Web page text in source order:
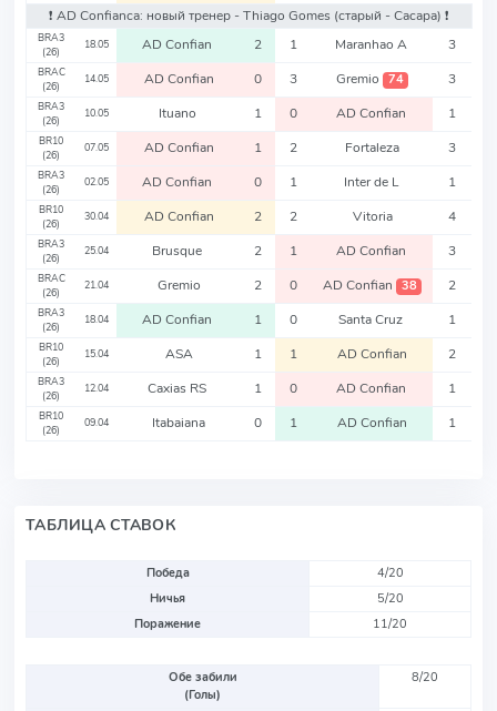
❗️ AD Confianca: новый тренер - Thiago Gomes (старый - Cacapa) ❗️
BRA3
(26)
18.05 AD Confian 2 1 Maranhao A 3
BRAC
(26)
14.05 AD Confian 0 3 Gremio 74 3
BRA3
(26)
10.05 Ituano 1 0 AD Confian 1
BR10
(26)
07.05 AD Confian 1 2 Fortaleza 3
BRA3
(26)
02.05 AD Confian 0 1 Inter de L 1
BR10
(26)
30.04 AD Confian 2 2 Vitoria 4
BRA3
(26)
25.04 Brusque 2 1 AD Confian 3
BRAC
(26)
21.04 Gremio 2 0 AD Confian 38 2
BRA3
(26)
18.04 AD Confian 1 0 Santa Cruz 1
BR10
(26)
15.04 ASA 1 1 AD Confian 2
BRA3
(26)
12.04 Caxias RS 1 0 AD Confian 1
BR10
(26)
09.04 Itabaiana 0 1 AD Confian 1
ТАБЛИЦА СТАВОК
Победа
4/20
Ничья
5/20
Поражение
11/20
Обе забили
(Голы)
8/20